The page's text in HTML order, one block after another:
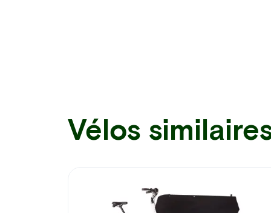
Vélos